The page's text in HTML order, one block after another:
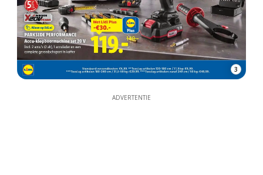
3
ADVERTENTIE